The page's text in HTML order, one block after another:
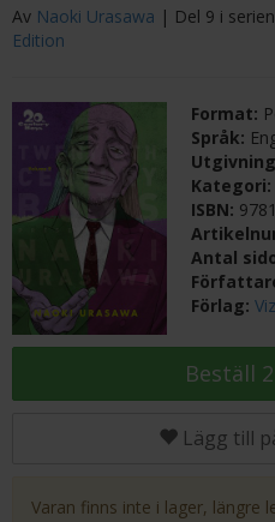
Av Naoki Urasawa | Del 9 i serien
Edition
Format:
Språk:
Kategori:
ISBN:
Antal
Förlag:
Beställ
Lägg till
Varan finns inte i lager, längre